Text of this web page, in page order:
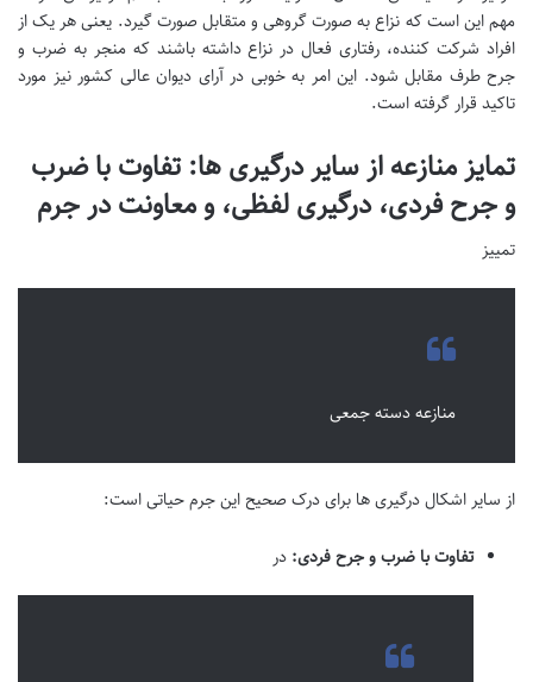
مهم این است که نزاع به صورت گروهی و متقابل صورت گیرد. یعنی هر یک از
افراد شرکت کننده، رفتاری فعال در نزاع داشته باشند که منجر به ضرب و
جرح طرف مقابل شود. این امر به خوبی در آرای دیوان عالی کشور نیز مورد
تاکید قرار گرفته است.
تمایز منازعه از سایر درگیری ها: تفاوت با ضرب
و جرح فردی، درگیری لفظی، و معاونت در جرم
تمییز
منازعه دسته جمعی
از سایر اشکال درگیری ها برای درک صحیح این جرم حیاتی است:
تفاوت با ضرب و جرح فردی: در